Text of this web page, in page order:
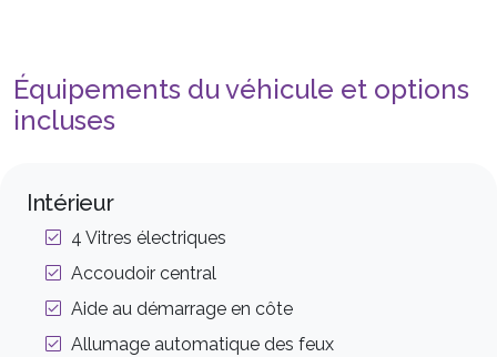
Équipements du véhicule et options
incluses
Intérieur
4 Vitres électriques
Accoudoir central
Aide au démarrage en côte
Allumage automatique des feux